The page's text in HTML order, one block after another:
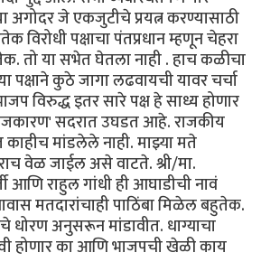
जे एकजुटीचे प्रयत्न करण्यासाठी
विरोधी पक्षाचा पंतप्रधान म्हणून चेहरा
तो या सभेत घेतला नाही . हाच कळीचा
पक्षाने कुठे जागा लढवायची यावर चर्चा
विरुद्ध इतर सारे पक्ष हे साध्य होणार
सदरात उघडत आहे. राजकीय
मांडलेले नाही. माझ्या मते
वेळ जाईल असे वाटते. श्री/मा.
आणि राहुल गांधी ही आघाडीची नावं
मतदारांचाही पाठिंबा मिळेल बहुतेक.
अनुसरून मांडावीत. धाग्याचा
होणार का आणि भाजपची खेळी काय